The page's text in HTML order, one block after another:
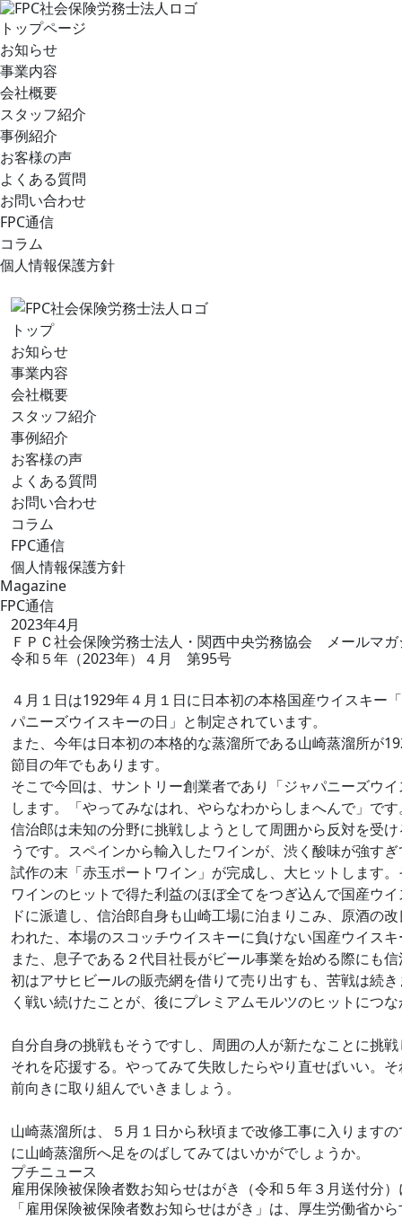
トップページ
お知らせ
事業内容
会社概要
スタッフ紹介
事例紹介
お客様の声
よくある質問
お問い合わせ
FPC通信
コラム
個人情報保護方針
トップ
お知らせ
事業内容
会社概要
スタッフ紹介
事例紹介
お客様の声
よくある質問
お問い合わせ
コラム
FPC通信
個人情報保護方針
Magazine
FPC通信
2023年4月
ＦＰＣ社会保険労務士法人・関西中央労務協会 メールマガ
令和５年（2023年）４月 第95号
４月１日は1929年４月１日に日本初の本格国産ウイスキー
パニーズウイスキーの日」と制定されています。
また、今年は日本初の本格的な蒸溜所である山崎蒸溜所が
節目の年でもあります。
そこで今回は、サントリー創業者であり「ジャパニーズウ
します。「やってみなはれ、やらなわからしまへんで」です
信治郎は未知の分野に挑戦しようとして周囲から反対を受
うです。スペインから輸入したワインが、渋く酸味が強す
試作の末「赤玉ポートワイン」が完成し、大ヒットします
ワインのヒットで得た利益のほぼ全てをつぎ込んで国産ウ
ドに派遣し、信治郎自身も山崎工場に泊まりこみ、原酒の
われた、本場のスコッチウイスキーに負けない国産ウイス
また、息子である２代目社長がビール事業を始める際にも
初はアサヒビールの販売網を借りて売り出すも、苦戦は続
く戦い続けたことが、後にプレミアムモルツのヒットにつ
自分自身の挑戦もそうですし、周囲の人が新たなことに挑
それを応援する。やってみて失敗したらやり直せばいい。
前向きに取り組んでいきましょう。
山崎蒸溜所は、５月１日から秋頃まで改修工事に入ります
に山崎蒸溜所へ足をのばしてみてはいかがでしょうか。
プチニュース
雇用保険被保険者数お知らせはがき（令和５年３月送付分
「雇用保険被保険者数お知らせはがき」は、厚生労働省か